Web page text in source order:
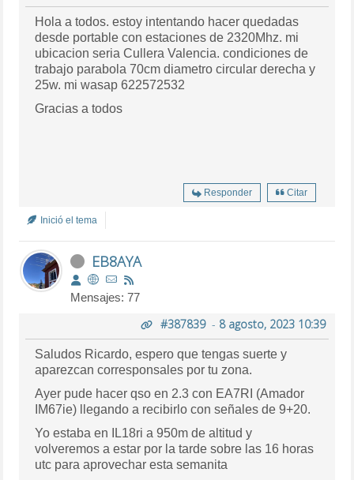
Hola a todos. estoy intentando hacer quedadas
desde portable con estaciones de 2320Mhz. mi
ubicacion seria Cullera Valencia. condiciones de
trabajo parabola 70cm diametro circular derecha y
25w. mi wasap 622572532
Gracias a todos
Responder Citar
Inició el tema
EB8AYA
Mensajes: 77
#387839- 8 agosto, 2023 10:39
Saludos Ricardo, espero que tengas suerte y
aparezcan corresponsales por tu zona.
Ayer pude hacer qso en 2.3 con EA7RI (Amador
IM67ie) llegando a recibirlo con señales de 9+20.
Yo estaba en IL18ri a 950m de altitud y
volveremos a estar por la tarde sobre las 16 horas
utc para aprovechar esta semanita